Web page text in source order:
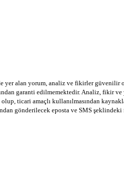
yer alan yorum, analiz ve fikirler güvenilir
garanti edilmemektedir. Analiz, fikir
ticari amaçlı kullanılmasından
gönderilecek eposta ve SMS